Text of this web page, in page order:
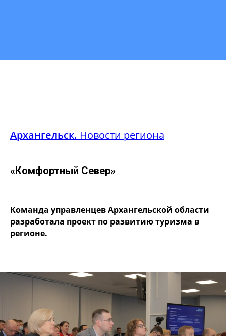
Архангельск. Новости региона
«Комфортный Север»
Команда управленцев Архангельской области
разработала проект по развитию туризма в
регионе.